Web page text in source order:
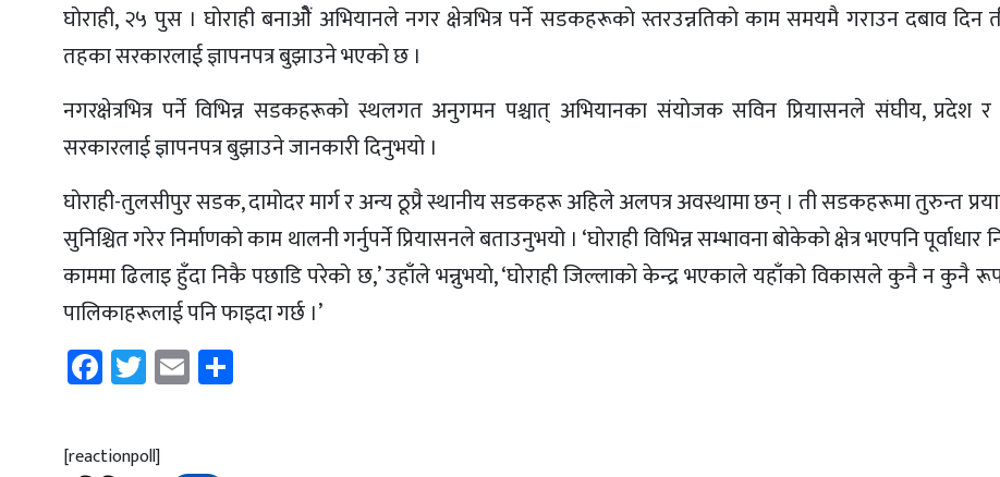
घाेराही, २५ पुस । घाेराही बनाओैं अभियानले नगर क्षेत्रभित्र पर्ने सडकहरूकाे स्तरउन्नतिकाे काम समयमै गराउन दबाव
तहका सरकारलाई ज्ञापनपत्र बुझाउने भएकाे छ ।
नगरक्षेत्रभित्र पर्ने विभिन्न सडकहरूकाे स्थलगत अनुगमन पश्चात् अभियानका संयाेजक सविन प्रियासनले संघीय, प्रदेश र
सरकारलाई ज्ञापनपत्र बुझाउने जानकारी दिनुभयाे ।
घाेराही-तुलसीपुर सडक, दामोदर मार्ग र अन्य ठूप्रै स्थानीय सडकहरू अहिले अलपत्र अवस्थामा छन् । ती सडकहरूमा तुरुन्त
सुनिश्चित गरेर निर्माणकाे काम थालनी गर्नुपर्ने प्रियासनले बताउनुभयो । ‘घाेराही विभिन्न सम्भावना बाेकेकाे क्षेत्र भएपनि पूर्वाधार
काममा ढिलाइ हुँदा निकै पछाडि परेकाे छ,’ उहाँले भन्नुभयाे, ‘घाेराही जिल्लाकाे केन्द्र भएकाले यहाँको विकासले कुनै न कुनै
पालिकाहरूलाई पनि फाइदा गर्छ ।’
Facebook
Twitter
Email
[reactionpoll]